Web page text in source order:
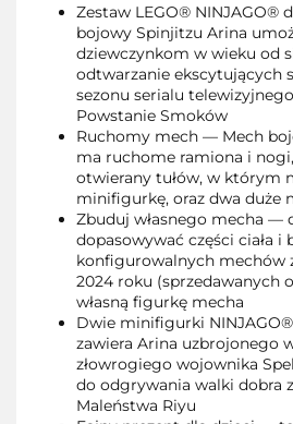
Zestaw LEGO® NINJAGO®
bojowy Spinjitzu Arina
dziewczynkom w wieku od
odtwarzanie ekscytujących
sezonu serialu
Powstanie Smoków
Ruchomy mech — Mech
ma ruchome ramiona i
otwierany tułów, w którym
minifigurkę, oraz dwa duże
Zbuduj własnego mecha —
dopasowywać części ciała
konfigurowalnych mechów
2024 roku (sprzedawanych
własną figurkę mecha
Dwie minifigurki
zawiera Arina uzbrojonego
złowrogiego wojownika
do odgrywania walki dobra
Maleństwa Riyu